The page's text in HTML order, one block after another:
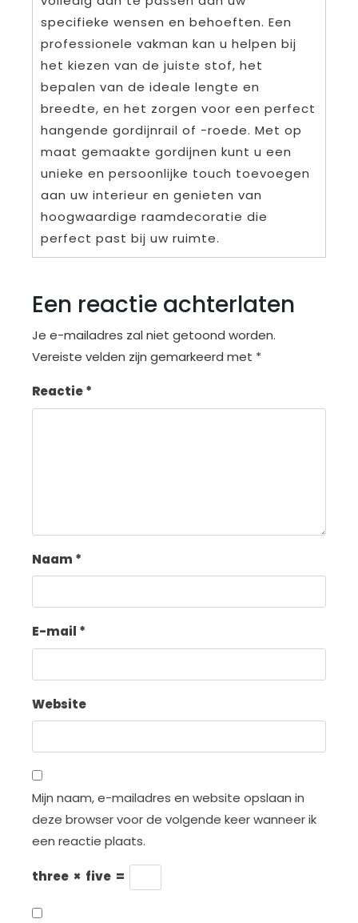
specifieke wensen en behoeften. Een
professionele vakman kan u helpen bij
het kiezen van de juiste stof, het
bepalen van de ideale lengte en
breedte, en het zorgen voor een perfect
hangende gordijnrail of -roede. Met op
maat gemaakte gordijnen kunt u een
unieke en persoonlijke touch toevoegen
aan uw interieur en genieten van
hoogwaardige raamdecoratie die
perfect past bij uw ruimte.
Een reactie achterlaten
Je e-mailadres zal niet getoond worden.
Vereiste velden zijn gemarkeerd met *
Reactie*
Naam *
E-mail *
Website
Mijn naam, e-mailadres en website opslaan in
deze browser voor de volgende keer wanneer ik
een reactie plaats.
three × five =